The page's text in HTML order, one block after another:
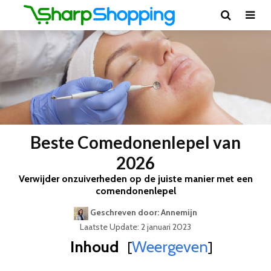
Beste Comedonenlepel van
2026
Verwijder onzuiverheden op de juiste manier met een
comendonenlepel
Geschreven door: Annemijn
Laatste Update: 2 januari 2023
Inhoud [Weergeven]